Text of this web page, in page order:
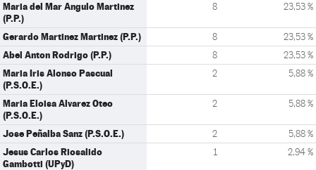
Maria del Mar Angulo Martinez
(P.P.)
8 23,53 %
Gerardo Martinez Martinez (P.P.) 8 23,53 %
Abel Anton Rodrigo (P.P.) 8 23,53 %
Maria Iris Alonso Pascual
(P.S.O.E.)
2 5,88 %
Maria Eloisa Alvarez Oteo
(P.S.O.E.)
2 5,88 %
Jose Peñalba Sanz (P.S.O.E.) 2 5,88 %
Jesus Carlos Riosalido
Gambotti (UPyD)
1 2,94 %